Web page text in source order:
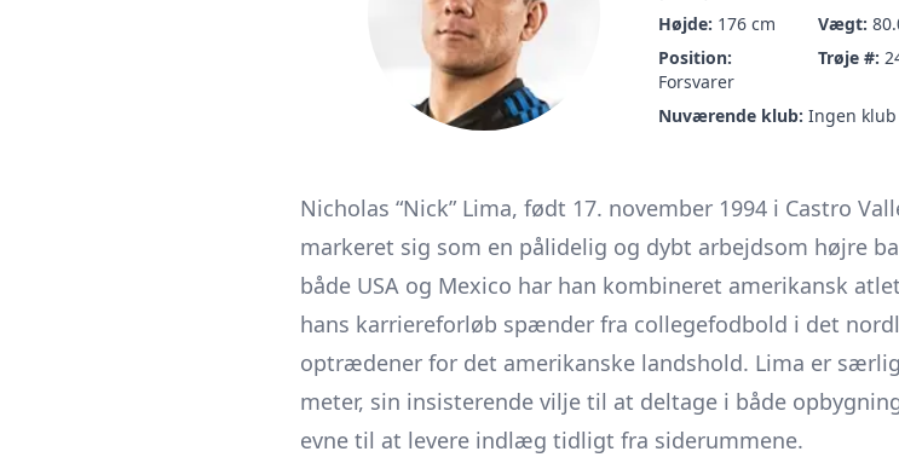
Højde: 176 cm Vægt:
Position:
Forsvarer
Trøje #:
Nuværende klub: Ingen klub
Nicholas “Nick” Lima, født 17. november 1994 i Castro
markeret sig som en pålidelig og dybt arbejdsom højre
både USA og Mexico har han kombineret amerikansk
hans karriereforløb spænder fra collegefodbold i det
optrædener for det amerikanske landshold. Lima er
meter, sin insisterende vilje til at deltage i både
evne til at levere indlæg tidligt fra siderummene.